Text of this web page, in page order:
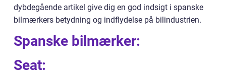
dybdegående artikel give dig en god indsigt i spanske
bilmærkers betydning og indflydelse på bilindustrien.
Spanske bilmærker:
Seat: